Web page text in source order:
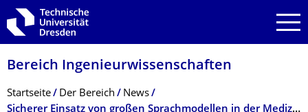
Zur Hauptnavigation springen
Zur Suche springen
Zum Inhalt springen
Bereich Ingenieur­wissen­schaften
Breadcrumb-Menü
Startseite Der Bereich
News
Sicherer Einsatz von großen Sprachmodellen in der Medizin – Klare rechtliche Vorgaben schaffen und einhalten